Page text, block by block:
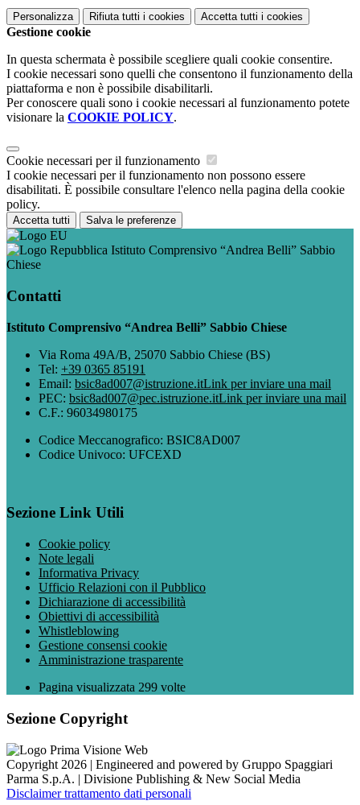
Personalizza Rifiuta tutti i cookies Accetta tutti i cookies
Gestione cookie
In questa schermata è possibile scegliere quali cookie consentire.
I cookie necessari sono quelli che consentono il funzionamento della
piattaforma e non è possibile disabilitarli.
Per conoscere quali sono i cookie necessari al funzionamento potete
visionare la COOKIE POLICY.
Cookie necessari per il funzionamento
I cookie necessari per il funzionamento non possono essere
disabilitati. È possibile consultare l'elenco nella pagina della cookie
policy.
Accetta tutti Salva le preferenze
Istituto Comprensivo “Andrea Belli” Sabbio
Chiese
Contatti
Istituto Comprensivo “Andrea Belli” Sabbio Chiese
Via Roma 49A/B, 25070 Sabbio Chiese (BS)
Tel: +39 0365 85191
Email: bsic8ad007@istruzione.itLink per inviare una mail
PEC: bsic8ad007@pec.istruzione.itLink per inviare una mail
C.F.: 96034980175
Codice Meccanografico: BSIC8AD007
Codice Univoco: UFCEXD
Sezione Link Utili
Cookie policy
Note legali
Informativa Privacy
Ufficio Relazioni con il Pubblico
Dichiarazione di accessibilità
Obiettivi di accessibilità
Whistleblowing
Gestione consensi cookie
Amministrazione trasparente
Pagina visualizzata 299 volte
Sezione Copyright
Copyright 2026 | Engineered and powered by Gruppo Spaggiari
Parma S.p.A. | Divisione Publishing & New Social Media
Disclaimer trattamento dati personali